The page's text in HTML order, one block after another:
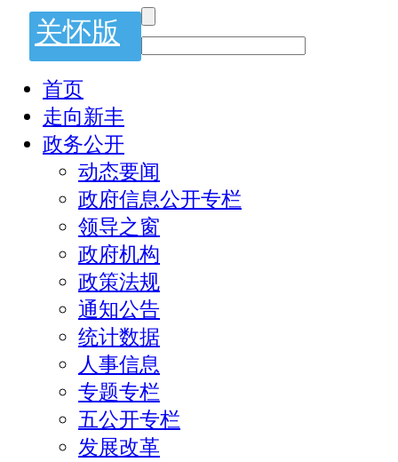
关怀版
首页
走向新丰
政务公开
动态要闻
政府信息公开专栏
领导之窗
政府机构
政策法规
通知公告
统计数据
人事信息
专题专栏
五公开专栏
发展改革